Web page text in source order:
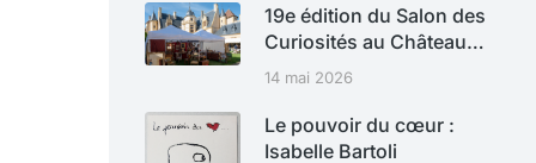
19e édition du Salon des
Curiosités au Château…
14 mai 2026
Le pouvoir du cœur :
Isabelle Bartoli